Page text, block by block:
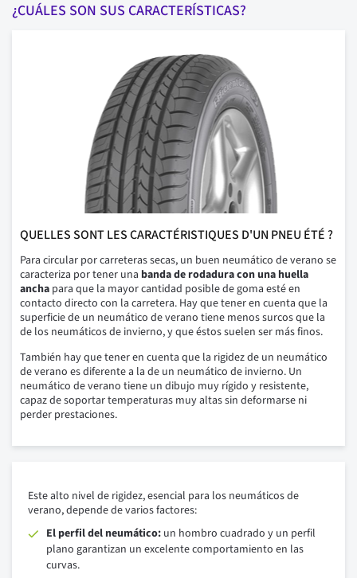
¿CUÁLES SON SUS CARACTERÍSTICAS?
QUELLES SONT LES CARACTÉRISTIQUES D'UN PNEU ÉTÉ ?
Para circular por carreteras secas, un buen neumático de verano se
caracteriza por tener una banda de rodadura con una huella
ancha para que la mayor cantidad posible de goma esté en
contacto directo con la carretera. Hay que tener en cuenta que la
superficie de un neumático de verano tiene menos surcos que la
de los neumáticos de invierno, y que éstos suelen ser más finos.
También hay que tener en cuenta que la rigidez de un neumático
de verano es diferente a la de un neumático de invierno. Un
neumático de verano tiene un dibujo muy rígido y resistente,
capaz de soportar temperaturas muy altas sin deformarse ni
perder prestaciones.
Este alto nivel de rigidez, esencial para los neumáticos de
verano, depende de varios factores:
El perfil del neumático: un hombro cuadrado y un perfil
plano garantizan un excelente comportamiento en las
curvas.